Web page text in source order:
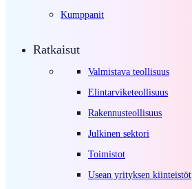
Kumppanit
Ratkaisut
Valmistava teollisuus
Elintarviketeollisuus
Rakennusteollisuus
Julkinen sektori
Toimistot
Usean yrityksen kiinteistöt